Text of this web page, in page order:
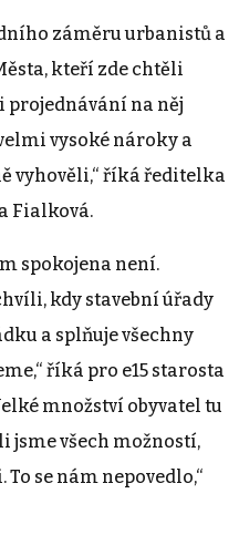
záměru urbanistů a
kteří zde chtěli
na něj
vysoké nároky a
vyhověli,“ říká ředitelka
Fialková.
spokojena není.
kdy stavební úřady
a splňuje všechny
říká pro e15 starosta
množství obyvatel tu
jsme všech možností,
se nám nepovedlo,“